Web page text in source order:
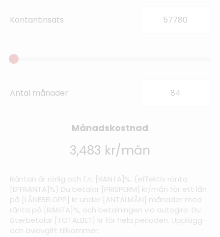
Kontantinsats
Antal månader
Månadskostnad
3,483 kr/mån
Räntan är rörlig och f.n. [RÄNTA]%. (effektiv ränta
[EFFRÄNTA]%) Du betalar [PRISPERM] kr/mån för ett lån
på [LÅNEBELOPP] kr under [ANTALMÅN] månader med
ränta på [RÄNTA]%, och betalningen via autogiro. Du
återbetalar [TOTALBET] kr för hela perioden. Upplägg-
och aviavgift tillkommer.